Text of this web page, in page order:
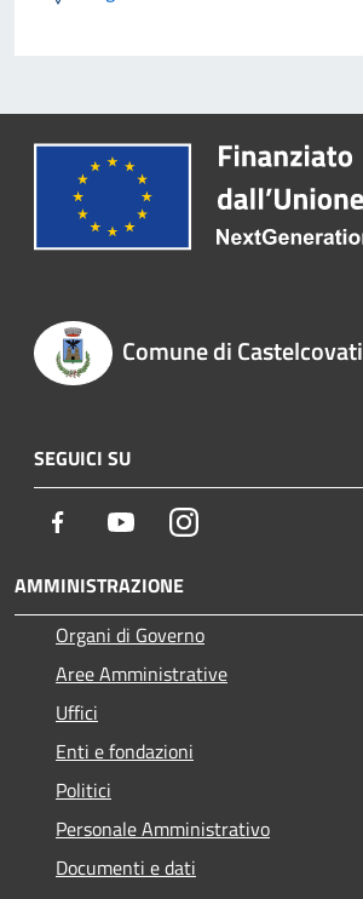
Comune di Castelcovati
SEGUICI SU
Facebook YoutubeInstagram
AMMINISTRAZIONE
Organi di Governo
Aree Amministrative
Uffici
Enti e fondazioni
Politici
Personale Amministrativo
Documenti e dati